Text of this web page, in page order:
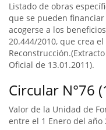
Listado de obras
que se pueden
acogerse a los
20.444/2010, que crea
Oficial de 13.01.2011).
Circular N°76
Valor de la Unidad de
entre el 1 Enero del año